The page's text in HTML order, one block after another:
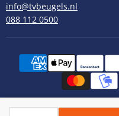
info@tvbeugels.nl
088 112 0500